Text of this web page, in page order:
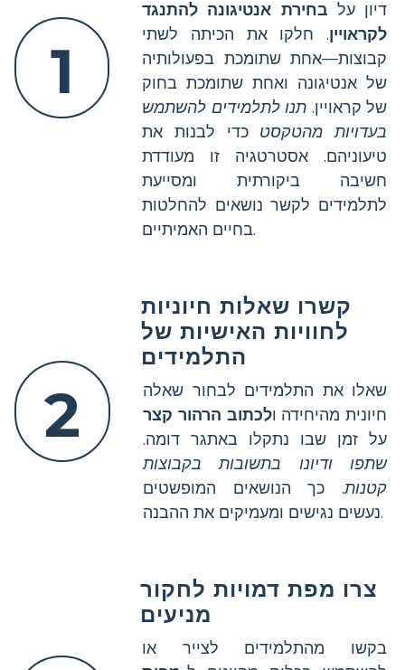
1
דיון על בחירת אנטיגונה להתנגד
לקראויין. חלקו את הכיתה לשתי
קבוצות—אחת שתומכת בפעולותיה
של אנטיגונה ואחת שתומכת בחוק
של קראויין. תנו לתלמידים להשתמש
בעדויות מהטקסט כדי לבנות את
טיעוניהם. אסטרטגיה זו מעודדת
חשיבה ביקורתית ומסייעת
לתלמידים לקשר נושאים להחלטות
בחיים האמיתיים.
2
קשרו שאלות חיוניות
לחוויות האישיות של
התלמידים
שאלו את התלמידים לבחור שאלה
חיונית מהיחידה ולכתוב הרהור קצר
על זמן שבו נתקלו באתגר דומה.
שתפו ודיונו בתשובות בקבוצות
קטנות. כך הנושאים המופשטים
נעשים נגישים ומעמיקים את ההבנה.
צרו מפת דמויות לחקור
מניעים
בקשו מהתלמידים לצייר או